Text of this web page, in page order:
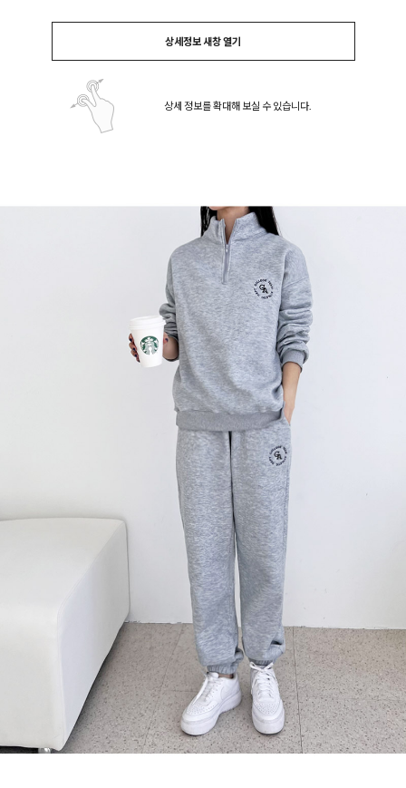
상세정보 새창 열기
상세 정보를 확대해 보실 수 있습니다.